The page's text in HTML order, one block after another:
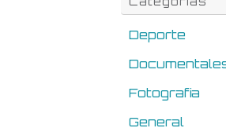
Deporte
Fotografia
General